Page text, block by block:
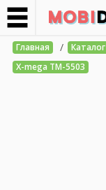
Главная / Каталог
X-mega TM-5503